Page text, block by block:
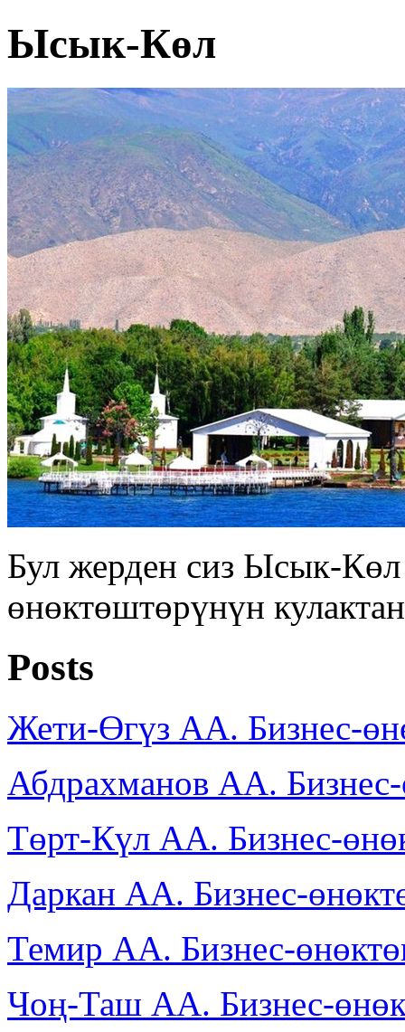
Ысык-Көл
Бул жерден сиз Ысык-Көл
өнөктөштөрүнүн
Posts
Жети-Өгүз АА. Бизнес-
Абдрахманов АА.
Төрт-Күл АА. Бизнес-
Даркан АА. Бизнес-
Темир АА. Бизнес-
Чоң-Таш АА. Бизнес-